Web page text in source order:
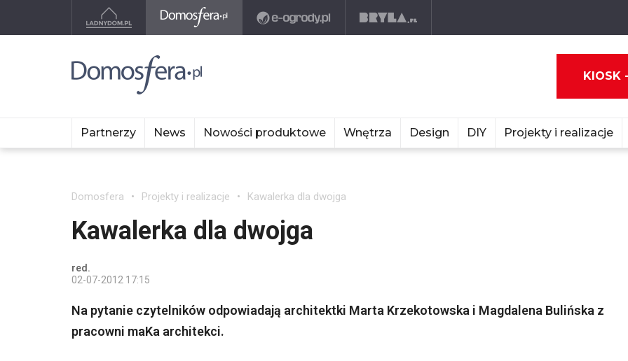
KIOSK
Partnerzy News Nowości produktowe Wnętrza Design DIY Projekty i realizacje
Domosfera Projekty i realizacje Kawalerka dla dwojga
Kawalerka dla dwojga
red.
02-07-2012 17:15
Na pytanie czytelników odpowiadają architektki Marta Krzekotowska i Magdalena Bulińska z
pracowni maKa architekci.